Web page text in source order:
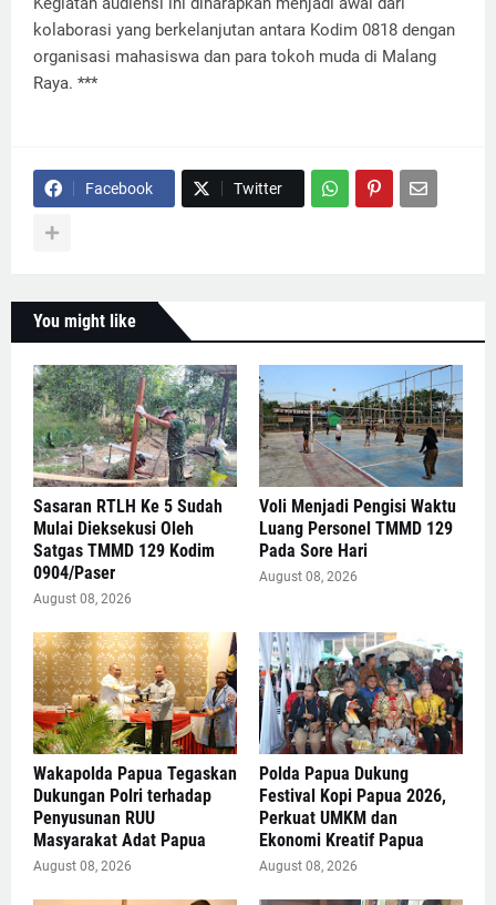
kolaborasi yang berkelanjutan antara Kodim 0818 dengan
organisasi mahasiswa dan para tokoh muda di Malang
Raya. ***
Facebook Twitter
You might like
Sasaran RTLH Ke 5 Sudah
Mulai Dieksekusi Oleh
Satgas TMMD 129 Kodim
0904/Paser
August 08, 2026
Voli Menjadi Pengisi Waktu
Luang Personel TMMD 129
Pada Sore Hari
August 08, 2026
Wakapolda Papua Tegaskan
Dukungan Polri terhadap
Penyusunan RUU
Masyarakat Adat Papua
August 08, 2026
Polda Papua Dukung
Festival Kopi Papua 2026,
Perkuat UMKM dan
Ekonomi Kreatif Papua
August 08, 2026